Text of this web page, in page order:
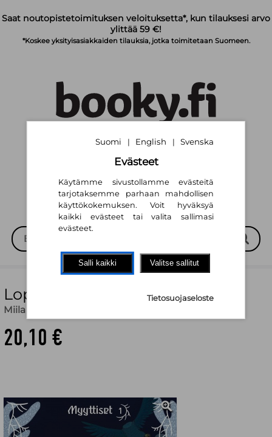
Saat noutopistetoimituksen veloituksetta*, kun tilauksesi arvo
ylittää 59 €!
*Koskee yksityisasiakkaiden tilauksia, jotka toimitetaan Suomeen.
Suomi | English | Svenska
Loputon talvi : myyttiset 1
Miila Westin
20,10 €
Suomi | English | Svenska
Evästeet
Käytämme sivustollamme evästeitä
tarjotaksemme parhaan mahdollisen
käyttökokemuksen. Voit hyväksyä
kaikki evästeet tai valita sallimasi
evästeet.
Salli kaikki Valitse sallitut
Tietosuojaseloste